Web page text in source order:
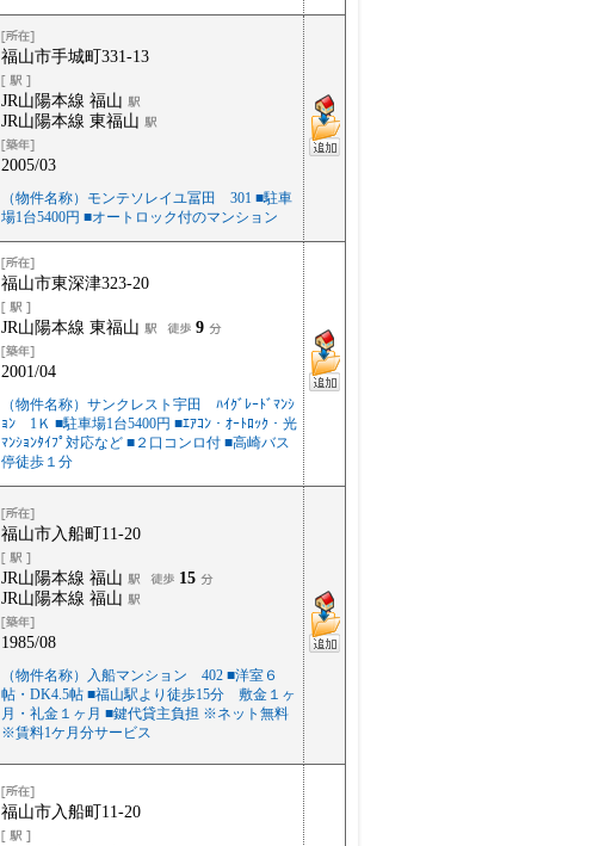
福山市手城町331-13
JR山陽本線 福山
JR山陽本線 東福山
2005/03
（物件名称）モンテソレイユ冨田 301 ■駐車
場1台5400円 ■オートロック付のマンション
福山市東深津323-20
JR山陽本線 東福山 9
2001/04
（物件名称）サンクレスト宇田 ﾊｲｸﾞﾚｰﾄﾞﾏﾝｼ
ｮﾝ 1Ｋ ■駐車場1台5400円 ■ｴｱｺﾝ・ｵｰﾄﾛｯｸ・光
ﾏﾝｼｮﾝﾀｲﾌﾟ対応など ■２口コンロ付 ■高崎バス
停徒歩１分
福山市入船町11-20
JR山陽本線 福山
15
JR山陽本線 福山
1985/08
（物件名称）入船マンション 402 ■洋室６
帖・DK4.5帖 ■福山駅より徒歩15分 敷金１ヶ
月・礼金１ヶ月 ■鍵代貸主負担 ※ネット無料
※賃料1ケ月分サービス
福山市入船町11-20